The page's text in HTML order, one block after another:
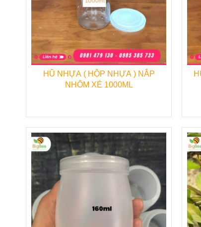
Để biết thêm thông tin chi tiết về giá
Hồng,
quý khách vui lòng tham khảo
XEM THÊM DANH SÁCH
CẤP
♦ Tô giấy đựng kem,
Đĩa giấy đựng bánh
nhật.
♦ Ống hút giấy.
Túi giấy đựng bánh mì.
Khăn giấy – giấy vệ sinh.
HŨ NHỰA ( HỘP NHỰA ) NẮP
NHÔM XÉ 1000ML